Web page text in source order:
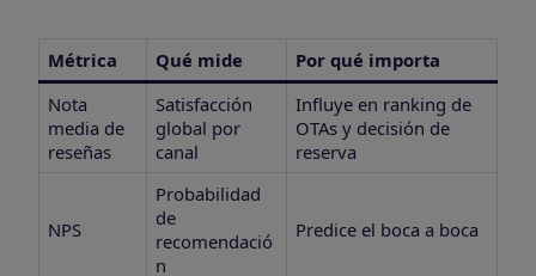
Métrica Qué mide
Por qué importa
Nota
media de
reseñas
Satisfacción
global por
canal
Influye en ranking de
OTAs y decisión de
reserva
NPS
Probabilidad
de
recomendació
n
Predice el boca a boca